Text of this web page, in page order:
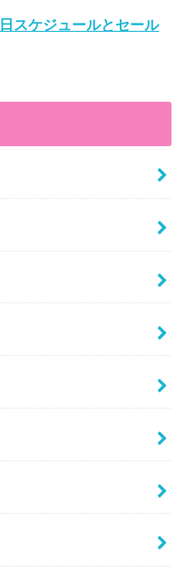
スケジュールとセール